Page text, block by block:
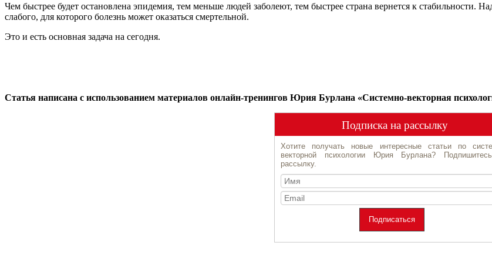
Чем быстрее будет остановлена эпидемия, тем меньше людей заболеют, тем быстрее страна вернется к стабильности.
слабого, для которого болезнь может оказаться смертельной.
Это и есть основная задача на сегодня.
Статья написана с использованием материалов онлайн-тренингов Юрия Бурлана «Системно-векторная